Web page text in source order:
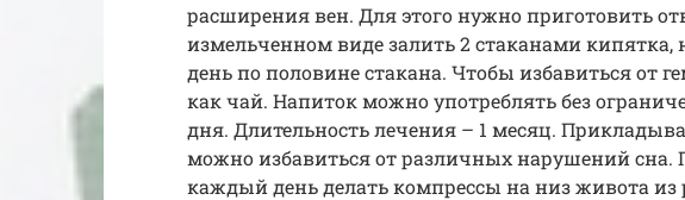
расширения вен. Для этого нужно приготовить
измельченном виде залить 2 стаканами кипятка,
день по половине стакана. Чтобы избавиться от
как чай. Напиток можно употреблять без
дня. Длительность лечения – 1 месяц.
можно избавиться от различных нарушений сна.
каждый день делать компрессы на низ живота